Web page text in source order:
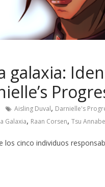
galaxia:
Aisling Duval, Darnielle's
Galaxia, Raan Corsen, Tsu
los cinco individuos